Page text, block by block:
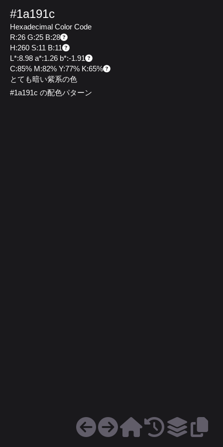
#1a191c
Hexadecimal Color Code
R:26 G:25 B:28
H:260 S:11 B:11
L*:8.98 a*:1.26 b*:-1.91
C:85% M:82% Y:77% K:65%
とても暗い紫系の色
#1a191c の配色パターン